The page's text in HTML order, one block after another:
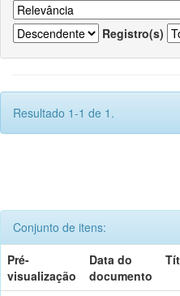
Registro(s)
Resultado 1-1 de 1.
Conjunto de itens:
Pré-
visualização
Data do
documento